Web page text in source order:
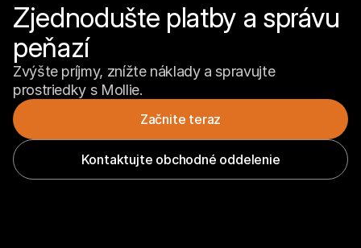
Zjednodušte platby a správu
peňazí
Zvýšte príjmy, znížte náklady a spravujte
prostriedky s Mollie.
Začnite teraz
Kontaktujte obchodné oddelenie